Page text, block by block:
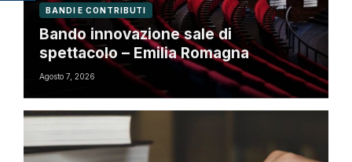
BANDI E CONTRIBUTI
Bando innovazione sale di
spettacolo – Emilia Romagna
Agosto 7, 2026